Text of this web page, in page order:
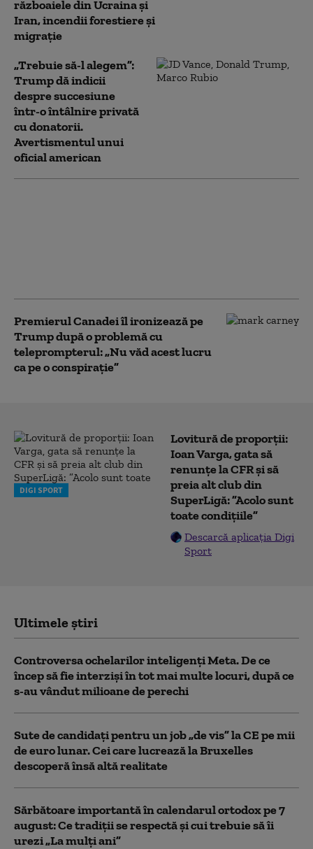
războaiele din Ucraina și
Iran, incendii forestiere și
migrație
„Trebuie să-l alegem”:
Trump dă indicii
despre succesiune
într-o întâlnire privată
cu donatorii.
Avertismentul unui
oficial american
Premierul Canadei îl ironizează pe
Trump după o problemă cu
teleprompterul: „Nu văd acest lucru
ca pe o conspirație”
DIGI SPORT
Lovitură de proporții:
Ioan Varga, gata să
renunțe la CFR și să
preia alt club din
SuperLigă: ”Acolo sunt
toate condițiile”
Descarcă aplicația Digi
Sport
Ultimele știri
Controversa ochelarilor inteligenți Meta. De ce
încep să fie interziși în tot mai multe locuri, după ce
s-au vândut milioane de perechi
Sute de candidați pentru un job „de vis” la CE pe mii
de euro lunar. Cei care lucrează la Bruxelles
descoperă însă altă realitate
Sărbătoare importantă în calendarul ortodox pe 7
august: Ce tradiții se respectă și cui trebuie să îi
urezi „La mulți ani”